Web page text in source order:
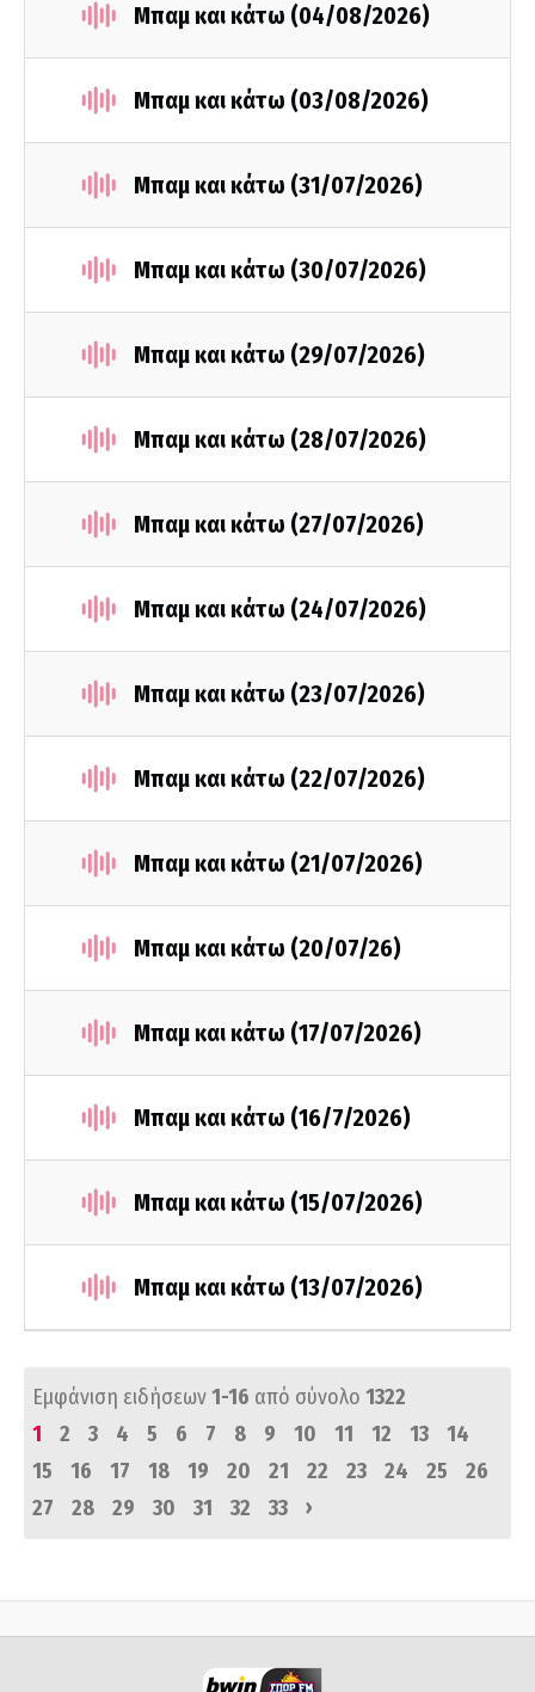
Μπαμ και κάτω (04/08/2026)
Μπαμ και κάτω (03/08/2026)
Μπαμ και κάτω (31/07/2026)
Μπαμ και κάτω (30/07/2026)
Μπαμ και κάτω (29/07/2026)
Μπαμ και κάτω (28/07/2026)
Μπαμ και κάτω (27/07/2026)
Μπαμ και κάτω (24/07/2026)
Μπαμ και κάτω (23/07/2026)
Μπαμ και κάτω (22/07/2026)
Μπαμ και κάτω (21/07/2026)
Μπαμ και κάτω (20/07/26)
Μπαμ και κάτω (17/07/2026)
Μπαμ και κάτω (16/7/2026)
Μπαμ και κάτω (15/07/2026)
Μπαμ και κάτω (13/07/2026)
Εμφάνιση ειδήσεων1-16 από σύνολο 1322
1
2 3 4 5 6 7 8 9 10 11 12 13
14
15
16 17 18 19 20 21 22 23 24 25
26
27
28 29 30 31 32 33 ›